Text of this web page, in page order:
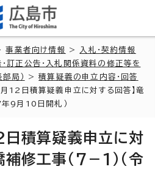
事業者向け情報 >
入札・契約情報
訂正公告・入札関係資料の修正等を
局） >積算疑義の申立内容・回答
12日積算疑義申立に対する回答】竜
年9月10日開札）
日積算疑義申立に対
修工事（7－1）（令